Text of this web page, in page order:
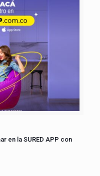
en la SURED APP con